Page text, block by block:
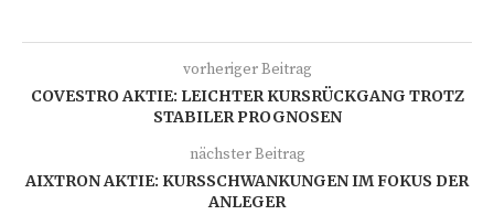
vorheriger Beitrag
COVESTRO AKTIE: LEICHTER KURSRÜCKGANG TROTZ
STABILER PROGNOSEN
nächster Beitrag
AIXTRON AKTIE: KURSSCHWANKUNGEN IM FOKUS DER
ANLEGER